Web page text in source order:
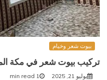
بيوت شعر وخيام
تركيب بيوت شعر في مكة
يوليو 21, 2025 1 min read